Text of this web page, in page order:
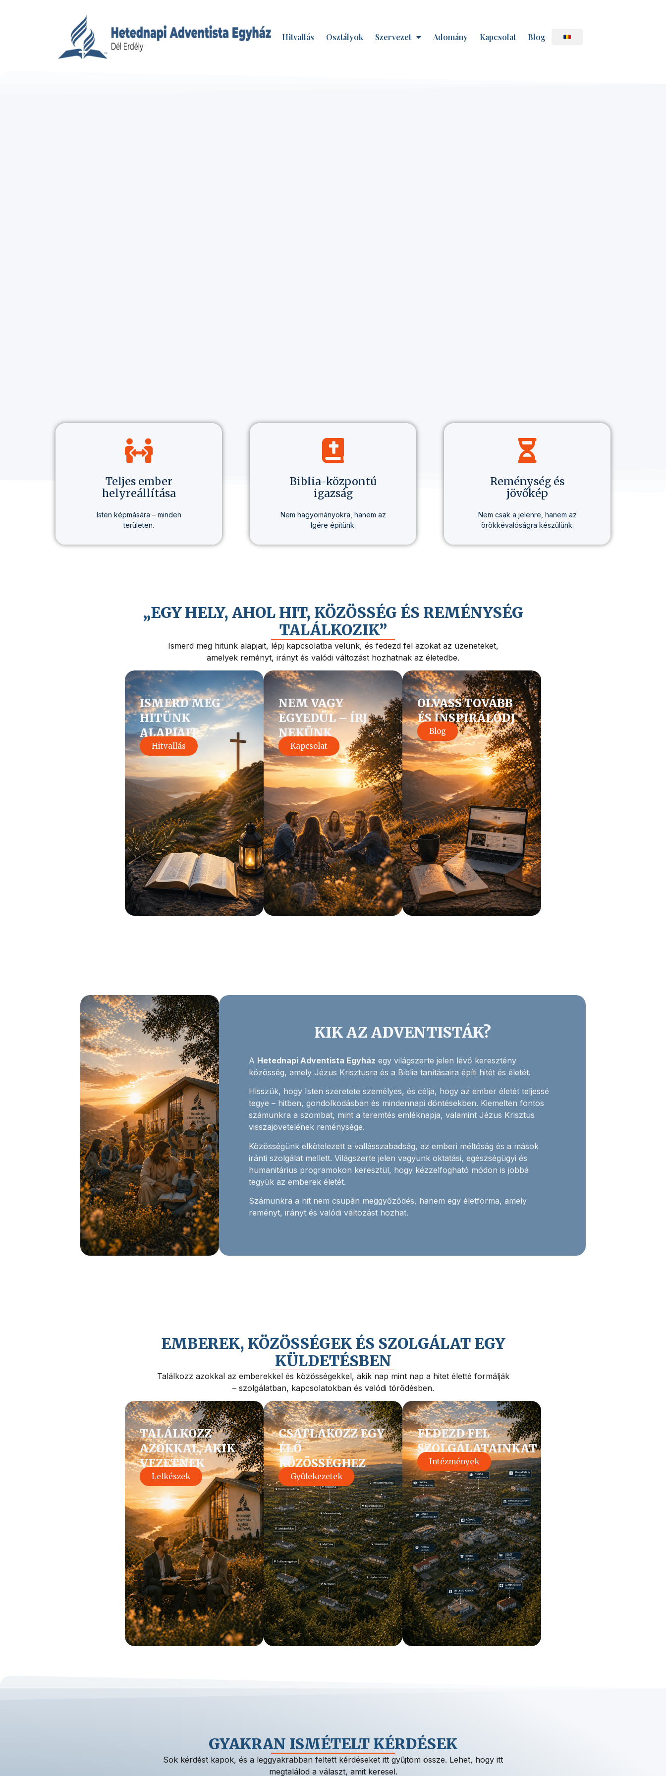
Hitvallás Osztályok Szervezet Adomány Kapcsolat Blog
Teljes ember
helyreállítása
Isten képmására – minden
területen.
és életcélban.
Biblia-központú
igazság
Nem hagyományokra, hanem az
Igére építünk.
Reménység és
jövőkép
Nem csak a jelenre, hanem az
örökkévalóságra készülünk.
és célja van.
„EGY HELY, AHOL HIT, KÖZÖSSÉG ÉS REMÉNYSÉG
TALÁLKOZIK”
Ismerd meg hitünk alapjait, lépj kapcsolatba velünk, és fedezd fel azokat az üzeneteket,
amelyek reményt, irányt és valódi változást hozhatnak az életedbe.
ISMERD MEG
HITÜNK
ALAPJAIT
Hitvallás
NEM VAGY
EGYEDÜL – ÍRJ
NEKÜNK
Kapcsolat
OLVASS TOVÁBB
ÉS INSPIRÁLÓDJ
Blog
KIK AZ ADVENTISTÁK?
A Hetednapi Adventista Egyház egy világszerte jelen lévő keresztény
közösség, amely Jézus Krisztusra és a Biblia tanításaira építi hitét és életét.
Hisszük, hogy Isten szeretete személyes, és célja, hogy az ember életét teljessé
tegye – hitben, gondolkodásban és mindennapi döntésekben. Kiemelten fontos
számunkra a szombat, mint a teremtés emléknapja, valamint Jézus Krisztus
visszajövetelének reménysége.
Közösségünk elkötelezett a vallásszabadság, az emberi méltóság és a mások
iránti szolgálat mellett. Világszerte jelen vagyunk oktatási, egészségügyi és
humanitárius programokon keresztül, hogy kézzelfogható módon is jobbá
tegyük az emberek életét.
Számunkra a hit nem csupán meggyőződés, hanem egy életforma, amely
reményt, irányt és valódi változást hozhat.
EMBEREK, KÖZÖSSÉGEK ÉS SZOLGÁLAT EGY
KÜLDETÉSBEN
Találkozz azokkal az emberekkel és közösségekkel, akik nap mint nap a hitet életté formálják
– szolgálatban, kapcsolatokban és valódi törődésben.
TALÁLKOZZ
AZOKKAL, AKIK
VEZETNEK
Lelkészek
CSATLAKOZZ EGY
ÉLŐ
KÖZÖSSÉGHEZ
Gyülekezetek
FEDEZD FEL
SZOLGÁLATAINKAT
Intézmények
GYAKRAN ISMÉTELT KÉRDÉSEK
Sok kérdést kapok, és a leggyakrabban feltett kérdéseket itt gyűjtöm össze. Lehet, hogy itt
megtalálod a választ, amit keresel.